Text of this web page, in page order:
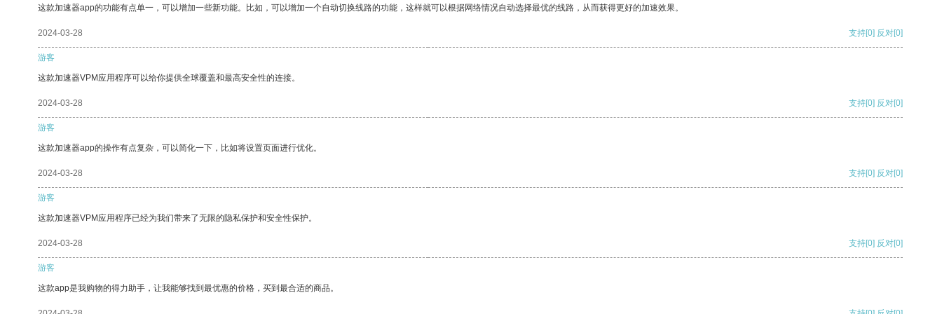
这款加速器app的功能有点单一，可以增加一些新功能。比如，可以增加一个自动切换线路的功能，这样就可以根据网络情况自动选择最优的线路，从而获得更好的加速效果。
2024-03-28 支持[0] 反对[0]
游客
这款加速器VPM应用程序可以给你提供全球覆盖和最高安全性的连接。
2024-03-28 支持[0] 反对[0]
游客
这款加速器app的操作有点复杂，可以简化一下，比如将设置页面进行优化。
2024-03-28 支持[0] 反对[0]
游客
这款加速器VPM应用程序已经为我们带来了无限的隐私保护和安全性保护。
2024-03-28 支持[0] 反对[0]
游客
这款app是我购物的得力助手，让我能够找到最优惠的价格，买到最合适的商品。